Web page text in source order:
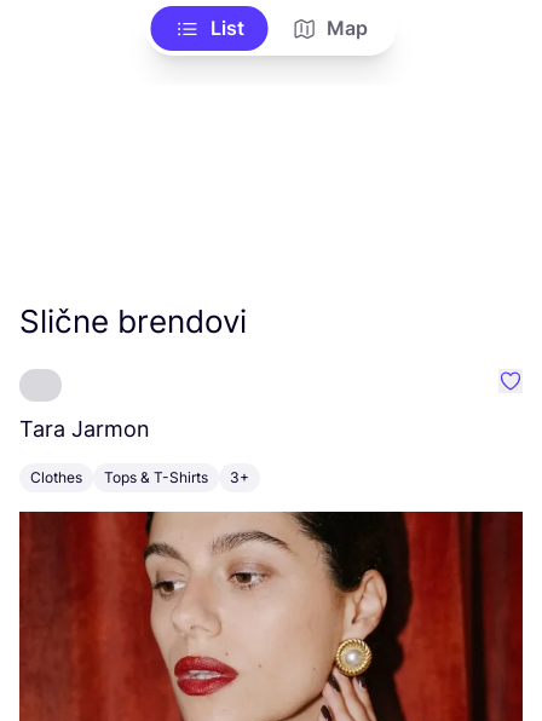
List Map
Slične brendovi
Tara Jarmon
Clothes Tops & T-Shirts 3+